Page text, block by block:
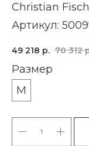
Christian
Артикул:
49 218 р. 70 312
Размер
M